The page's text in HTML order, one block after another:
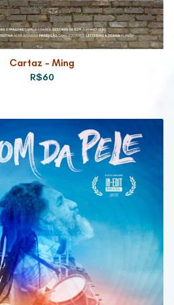
Cartaz – Ming
R$60